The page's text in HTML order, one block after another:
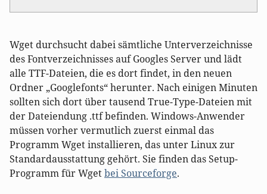
Wget durchsucht dabei sämtliche Unterverzeichnisse
des Fontverzeichnisses auf Googles Server und lädt
alle TTF-Dateien, die es dort findet, in den neuen
Ordner „Googlefonts“ herunter. Nach einigen Minuten
sollten sich dort über tausend True-Type-Dateien mit
der Dateiendung .ttf befinden. Windows-Anwender
müssen vorher vermutlich zuerst einmal das
Programm Wget installieren, das unter Linux zur
Standardausstattung gehört. Sie finden das Setup-
Programm für Wgetbei Sourceforge.